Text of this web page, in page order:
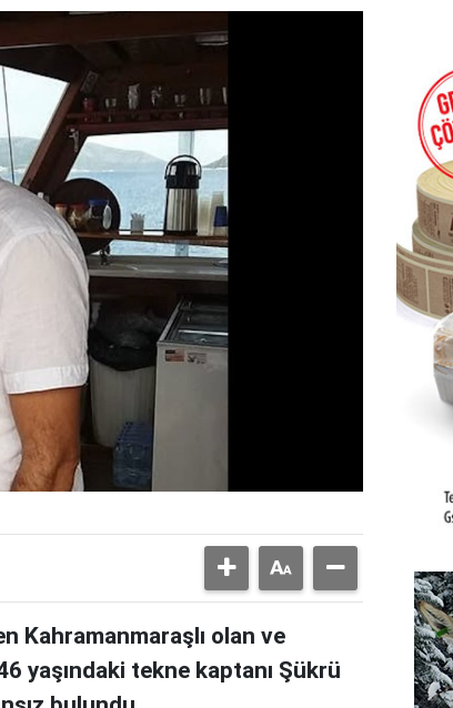
Kahramanmaraşlı olan ve
yaşındaki tekne kaptanı Şükrü